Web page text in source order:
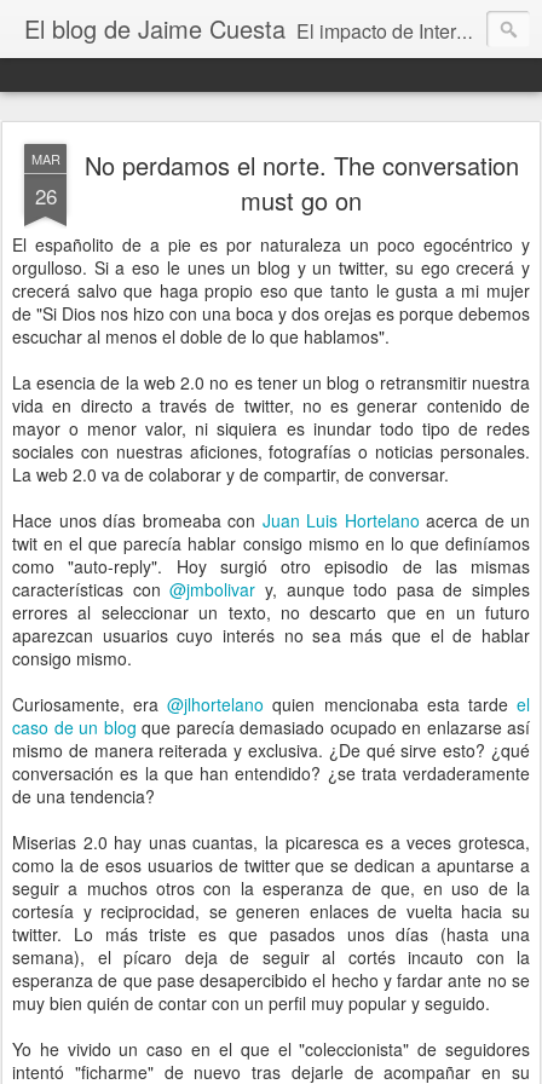
El blog de Jaime Cuesta El impacto de Internet en la sociedad visto con mis propios ojos
MAR
26
No perdamos el norte. The conversation
must go on
El españolito de a pie es por naturaleza un poco egocéntrico y
orgulloso. Si a eso le unes un blog y un twitter, su ego crecerá y
crecerá salvo que haga propio eso que tanto le gusta a mi mujer
de "Si Dios nos hizo con una boca y dos orejas es porque debemos
escuchar al menos el doble de lo que hablamos".
La esencia de la web 2.0 no es tener un blog o retransmitir nuestra
vida en directo a través de twitter, no es generar contenido de
mayor o menor valor, ni siquiera es inundar todo tipo de redes
sociales con nuestras aficiones, fotografías o noticias personales.
La web 2.0 va de colaborar y de compartir, de conversar.
Hace unos días bromeaba con Juan Luis Hortelano acerca de un
twit en el que parecía hablar consigo mismo en lo que definíamos
como "auto-reply". Hoy surgió otro episodio de las mismas
características con@jmbolivar y, aunque todo pasa de simples
errores al seleccionar un texto, no descarto que en un futuro
aparezcan usuarios cuyo interés no sea más que el de hablar
consigo mismo.
Curiosamente, era@jlhortelano quien mencionaba esta tardeel
caso de un blog que parecía demasiado ocupado en enlazarse así
mismo de manera reiterada y exclusiva. ¿De qué sirve esto? ¿qué
conversación es la que han entendido? ¿se trata verdaderamente
de una tendencia?
Miserias 2.0 hay unas cuantas, la picaresca es a veces grotesca,
como la de esos usuarios de twitter que se dedican a apuntarse a
seguir a muchos otros con la esperanza de que, en uso de la
cortesía y reciprocidad, se generen enlaces de vuelta hacia su
twitter. Lo más triste es que pasados unos días (hasta una
semana), el pícaro deja de seguir al cortés incauto con la
esperanza de que pase desapercibido el hecho y fardar ante no se
muy bien quién de contar con un perfil muy popular y seguido.
Yo he vivido un caso en el que el "coleccionista" de seguidores
intentó "ficharme" de nuevo tras dejarle de acompañar en su